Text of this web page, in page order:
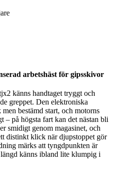
arbetshäst för gipsskivor
känns handtaget tryggt och
greppet. Den elektroniska
bestämd start, och motorns
– på högsta fart kan det nästan bli
smidigt genom magasinet, och
distinkt klick när djupstoppet gör
märks att tyngdpunkten är
känns ibland lite klumpig i